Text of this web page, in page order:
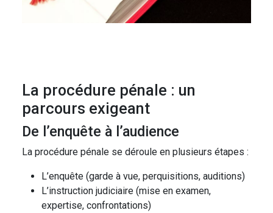
La procédure pénale : un
parcours exigeant
De l’enquête à l’audience
La procédure pénale se déroule en plusieurs étapes :
L’enquête (garde à vue, perquisitions, auditions)
L’instruction judiciaire (mise en examen,
expertise, confrontations)